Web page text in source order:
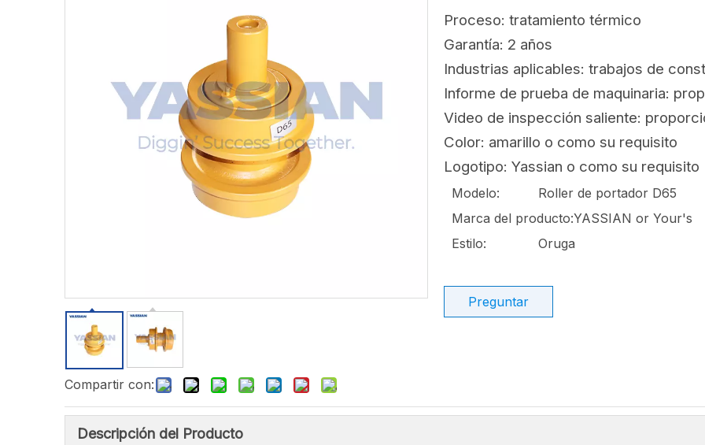
Compartir con:
Proceso: tratamiento térmico
Garantía: 2 años
Industrias aplicables: trabajos de
Informe de prueba de maquinaria:
Video de inspección saliente:
Color: amarillo o como su requisito
Logotipo: Yassian o como su requisito
Modelo:
Roller de portador D65
Marca del producto:YASSIAN or Your's
Estilo:
Oruga
Preguntar
Descripción del Producto